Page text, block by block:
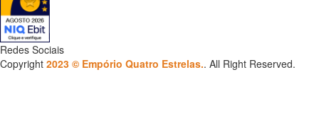
Redes Sociais
Copyright 2023 © Empório Quatro Estrelas.. All Right Reserved.